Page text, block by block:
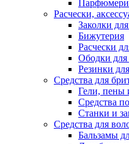
Расчески,
Заколки
Бижутерия
Расчески
Ободки для
Резинки
Средства для
Гели, пены
Средства
Станки и
Средства для
Бальзамы